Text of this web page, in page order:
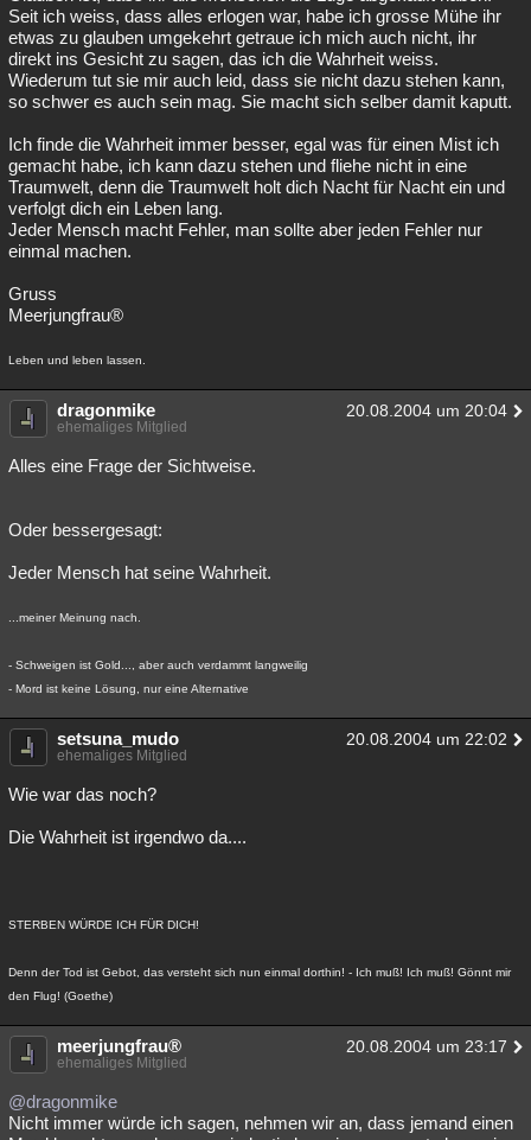
Seit ich weiss, dass alles erlogen war, habe ich grosse Mühe ihr
etwas zu glauben umgekehrt getraue ich mich auch nicht, ihr
direkt ins Gesicht zu sagen, das ich die Wahrheit weiss.
Wiederum tut sie mir auch leid, dass sie nicht dazu stehen kann,
so schwer es auch sein mag. Sie macht sich selber damit kaputt.
Ich finde die Wahrheit immer besser, egal was für einen Mist ich
gemacht habe, ich kann dazu stehen und fliehe nicht in eine
Traumwelt, denn die Traumwelt holt dich Nacht für Nacht ein und
verfolgt dich ein Leben lang.
Jeder Mensch macht Fehler, man sollte aber jeden Fehler nur
einmal machen.
Gruss
Meerjungfrau®
Leben und leben lassen.
dragonmike 20.08.2004 um 20:04
ehemaliges Mitglied
Alles eine Frage der Sichtweise.
Oder bessergesagt:
Jeder Mensch hat seine Wahrheit.
...meiner Meinung nach.
- Schweigen ist Gold..., aber auch verdammt langweilig
- Mord ist keine Lösung, nur eine Alternative
setsuna_mudo 20.08.2004 um 22:02
ehemaliges Mitglied
Wie war das noch?
Die Wahrheit ist irgendwo da....
STERBEN WÜRDE ICH FÜR DICH!
Denn der Tod ist Gebot, das versteht sich nun einmal dorthin! - Ich muß! Ich muß! Gönnt mir
den Flug! (Goethe)
meerjungfrau® 20.08.2004 um 23:17
ehemaliges Mitglied
@dragonmike
Nicht immer würde ich sagen, nehmen wir an, dass jemand einen